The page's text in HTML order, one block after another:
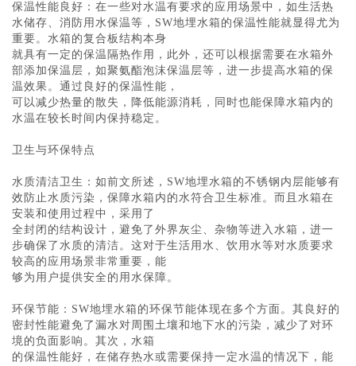
保温性能良好：在一些对水温有要求的应用场景中，如生活热
水储存、消防用水保温等，SW地埋水箱的保温性能就显得尤为
重要。水箱的复合板结构本身
就具有一定的保温隔热作用，此外，还可以根据需要在水箱外
部添加保温层，如聚氨酯泡沫保温层等，进一步提高水箱的保
温效果。通过良好的保温性能，
可以减少热量的散失，降低能源消耗，同时也能保障水箱内的
水温在较长时间内保持稳定。
卫生与环保特点
水质清洁卫生：如前文所述，SW地埋水箱的不锈钢内层能够有
效防止水质污染，保障水箱内的水符合卫生标准。而且水箱在
安装和使用过程中，采用了
全封闭的结构设计，避免了外界灰尘、杂物等进入水箱，进一
步确保了水质的清洁。这对于生活用水、饮用水等对水质要求
较高的应用场景非常重要，能
够为用户提供安全的用水保障。
环保节能：SW地埋水箱的环保节能体现在多个方面。其良好的
密封性能避免了漏水对周围土壤和地下水的污染，减少了对环
境的负面影响。其次，水箱
的保温性能好，在储存热水或需要保持一定水温的情况下，能